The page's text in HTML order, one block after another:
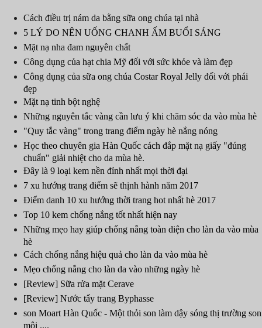
Cách điều trị nám da bằng sữa ong chúa tại nhà
5 LÝ DO NÊN UỐNG CHANH ẤM BUỔI SÁNG
Mặt nạ nha đam nguyên chất
Công dụng của hạt chia Mỹ đối với sức khỏe và làm đẹp
Công dụng của sữa ong chúa Costar Royal Jelly đối với phái
đẹp
Mặt nạ tinh bột nghệ
Những nguyên tắc vàng cần lưu ý khi chăm sóc da vào mùa hè
"Quy tắc vàng" trong trang điểm ngày hè nắng nóng
Học theo chuyên gia Hàn Quốc cách đắp mặt nạ giấy "đúng
chuẩn" giải nhiệt cho da mùa hè.
Đây là 9 loại kem nền đỉnh nhất mọi thời đại
7 xu hướng trang điểm sẽ thịnh hành năm 2017
Điểm danh 10 xu hướng thời trang hot nhất hè 2017
Top 10 kem chống nắng tốt nhất hiện nay
Những mẹo hay giúp chống nắng toàn diện cho làn da vào mùa
hè
Cách chống nắng hiệu quả cho làn da vào mùa hè
Mẹo chống nắng cho làn da vào những ngày hè
[Review] Sữa rửa mặt Cerave
[Review] Nước tẩy trang Byphasse
son Moart Hàn Quốc - Một thỏi son làm dậy sóng thị trường son
môi ....